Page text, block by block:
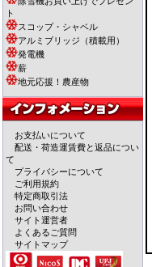
ト
スコップ・シャベル
アルミブリッジ（積載用）
発電機
薪
地元応援！農産物
お支払いについて
配送・荷造運賃費と返品につい
て
プライバシーについて
ご利用規約
特定商取引法
お問い合わせ
サイト運営者
よくあるご質問
サイトマップ